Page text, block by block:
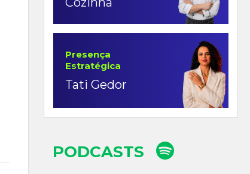
Presença
Estratégica
Tati Gedor
PODCASTS